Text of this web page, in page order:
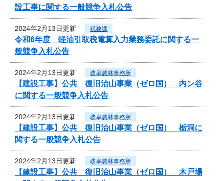
設工事に関する一般競争入札公告
2024年2月13日更新 税務課
令和6年度 軽油引取税電算入力業務委託に関する一
般競争入札公告
2024年2月13日更新 岐阜農林事務所
【建設工事】公共 復旧治山事業（ゼロ国） 内ン谷
に関する一般競争入札公告
2024年2月13日更新 岐阜農林事務所
【建設工事】公共 復旧治山事業（ゼロ国） 栃洞に
関する一般競争入札公告
2024年2月13日更新 岐阜農林事務所
【建設工事】公共 復旧治山事業（ゼロ国） 木戸場